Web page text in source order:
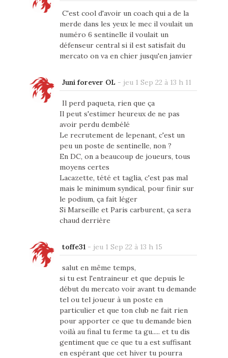
C'est cool d'avoir un coach qui a de la
merde dans les yeux le mec il voulait un
numéro 6 sentinelle il voulait un
défenseur central si il est satisfait du
mercato on va en chier jusqu'en janvier
Juni forever OL - jeu 1 Sep 22 à 13 h 11
Il perd paqueta, rien que ça
Il peut s'estimer heureux de ne pas
avoir perdu dembélé
Le recrutement de lepenant, c'est un
peu un poste de sentinelle, non ?
En DC, on a beaucoup de joueurs, tous
moyens certes
Lacazette, tété et taglia, c'est pas mal
mais le minimum syndical, pour finir sur
le podium, ça fait léger
Si Marseille et Paris carburent, ça sera
chaud derrière
toffe31 - jeu 1 Sep 22 à 13 h 15
salut en même temps,
si tu est l'entraineur et que depuis le
début du mercato voir avant tu demande
tel ou tel joueur à un poste en
particulier et que ton club ne fait rien
pour apporter ce que tu demande bien
voilà au final tu ferme ta gu..... et tu dis
gentiment que ce que tu a est suffisant
en espérant que cet hiver tu pourra